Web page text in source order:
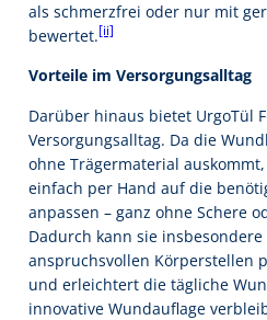
als schmerzfrei oder nur mit
bewertet.[ii]
Vorteile im Versorgungsalltag
Darüber hinaus bietet UrgoTül
Versorgungsalltag. Da die
ohne Trägermaterial
einfach per Hand auf die
anpassen – ganz ohne Schere
Dadurch kann sie
anspruchsvollen Körperstellen
und erleichtert die tägliche
innovative Wundauflage